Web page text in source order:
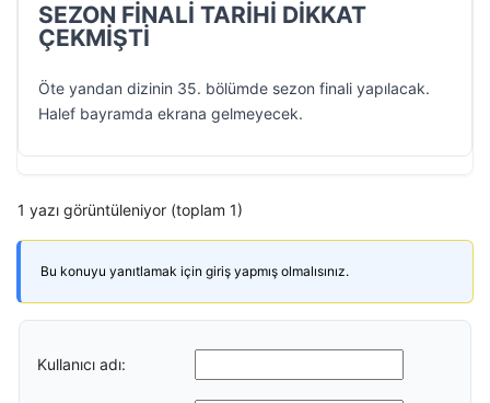
SEZON FİNALİ TARİHİ DİKKAT
ÇEKMİŞTİ
Öte yandan dizinin 35. bölümde sezon finali yapılacak.
Halef bayramda ekrana gelmeyecek.
1 yazı görüntüleniyor (toplam 1)
Bu konuyu yanıtlamak için giriş yapmış olmalısınız.
Kullanıcı adı: